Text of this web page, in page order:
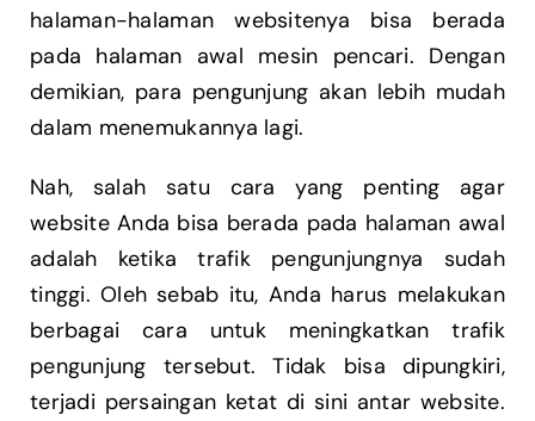
halaman-halaman websitenya bisa berada
pada halaman awal mesin pencari. Dengan
demikian, para pengunjung akan lebih mudah
dalam menemukannya lagi.
Nah, salah satu cara yang penting agar
website Anda bisa berada pada halaman awal
adalah ketika trafik pengunjungnya sudah
tinggi. Oleh sebab itu, Anda harus melakukan
berbagai cara untuk meningkatkan trafik
pengunjung tersebut. Tidak bisa dipungkiri,
terjadi persaingan ketat di sini antar website.